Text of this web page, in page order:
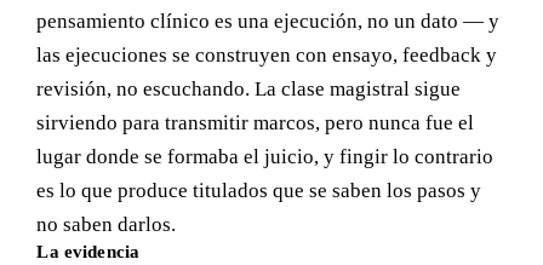
pensamiento clínico es una ejecución, no un dato — y
las ejecuciones se construyen con ensayo, feedback y
revisión, no escuchando. La clase magistral sigue
sirviendo para transmitir marcos, pero nunca fue el
lugar donde se formaba el juicio, y fingir lo contrario
es lo que produce titulados que se saben los pasos y
no saben darlos.
La evidencia